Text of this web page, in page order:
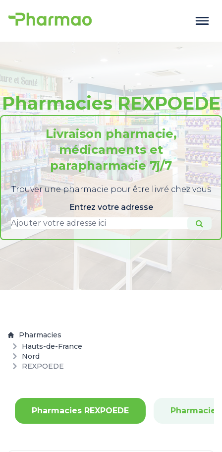
Pharmacies REXPOEDE
Livraison pharmacie,
médicaments et
parapharmacie 7j/7
Trouver une pharmacie pour être livré chez vous
Entrez votre adresse
Pharmacies
Hauts-de-France
Nord
REXPOEDE
Pharmacies REXPOEDE Pharmacies